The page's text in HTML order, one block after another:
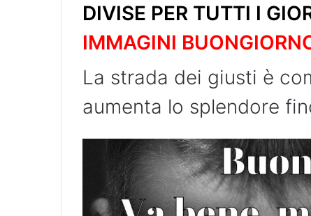
DIVISE PER TUTTI I
IMMAGINI
La strada dei giusti è
aumenta lo splendore